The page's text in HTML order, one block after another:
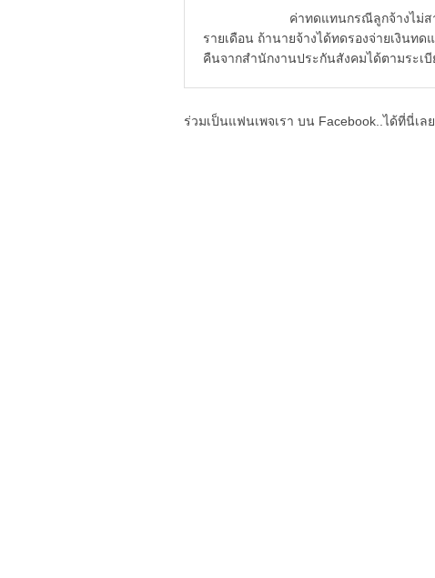
ค่าทดแทนกรณีลูกจ้างไม่สามาร
รายเดือน ถ้านายจ้างได้ทดรองจ่ายเงินท
คืนจากสำนักงานประกันสังคมได้ตามระเ
ร่วมเป็นแฟนเพจเรา บน Facebook..ได้ที่นี่เล